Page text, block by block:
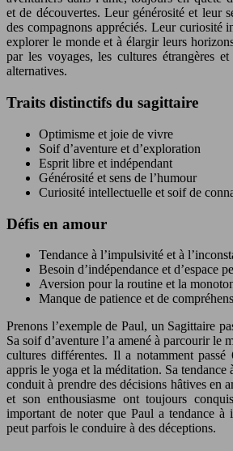
et de découvertes. Leur générosité et leur
des compagnons appréciés. Leur curiosité
explorer le monde et à élargir leurs
par les voyages, les cultures étrangères
alternatives.
Traits distinctifs du sagittaire
Optimisme et joie de vivre
Soif d’aventure et d’exploration
Esprit libre et indépendant
Générosité et sens de l’humour
Curiosité intellectuelle et soif de
Défis en amour
Tendance à l’impulsivité et à
Besoin d’indépendance et d’espace
Aversion pour la routine et la
Manque de patience et de
Prenons l’exemple de Paul, un Sagittaire
Sa soif d’aventure l’a amené à parcourir le
cultures différentes. Il a notamment
appris le yoga et la méditation. Sa tendance
conduit à prendre des décisions hâtives en
et son enthousiasme ont toujours
important de noter que Paul a tendance à
peut parfois le conduire à des déceptions.